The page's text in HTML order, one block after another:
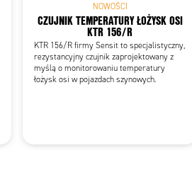
NOWOŚCI
CZUJNIK TEMPERATURY ŁOŻYSK OSI
KTR 156/R
KTR 156/R firmy Sensit to specjalistyczny,
rezystancyjny czujnik zaprojektowany z
myślą o monitorowaniu temperatury
łożysk osi w pojazdach szynowych.